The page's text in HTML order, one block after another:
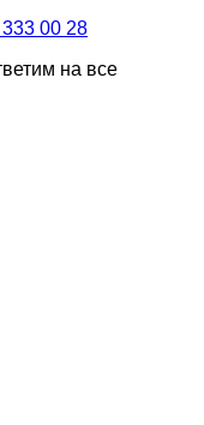
00 28
на все